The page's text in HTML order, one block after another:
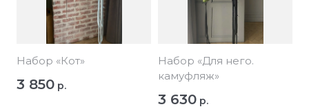
Набор «Кот»
3 850 р.
Набор «Для него.
камуфляж»
3 630 р.